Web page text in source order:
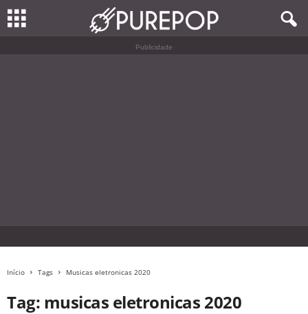
Publicidade
Início Tags Musicas eletronicas 2020
Tag: musicas eletronicas 2020